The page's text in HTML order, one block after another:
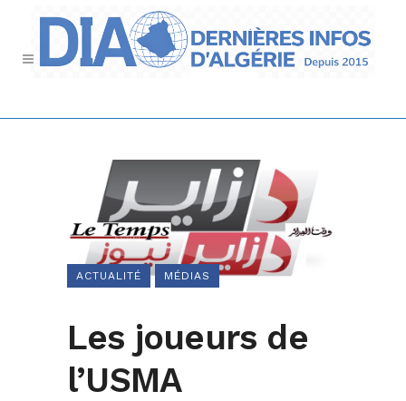
ACTUALITÉ MÉDIAS
Les joueurs de
l’USMA